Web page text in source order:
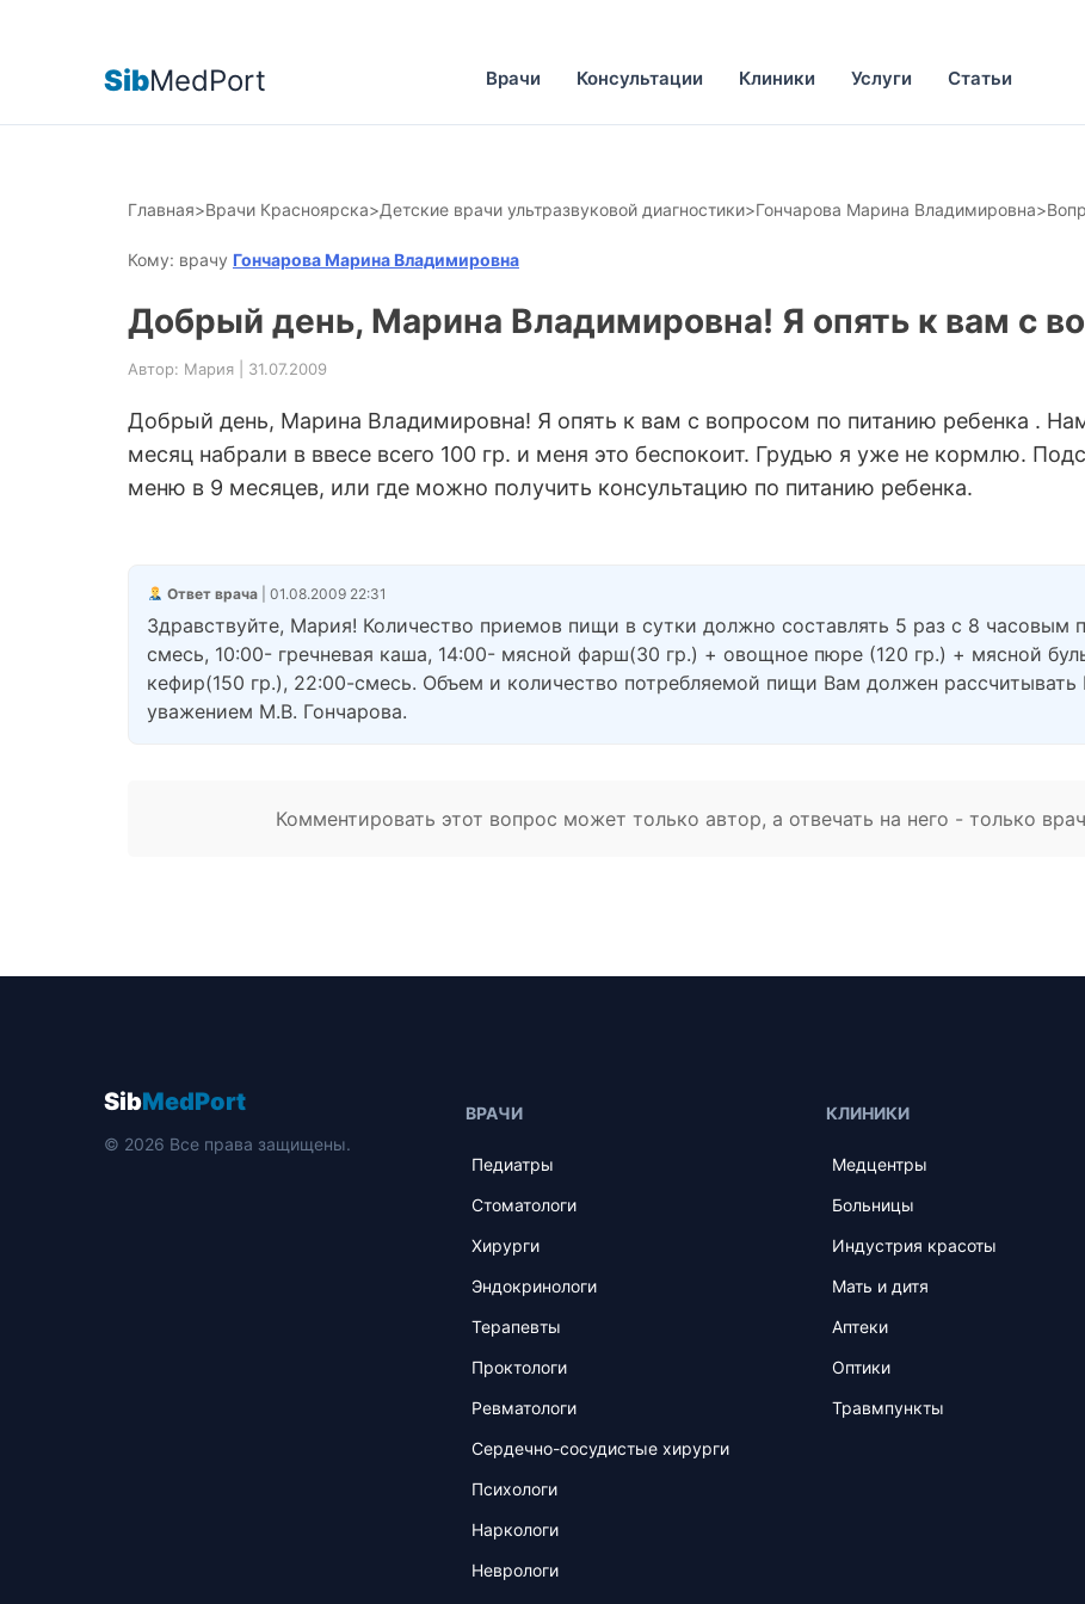
SibMedPort Врачи Консультации Клиники Услуги Статьи
Главная>Врачи Красноярска>Детские врачи ультразвуковой диагностики>Гончарова Марина Владимировна>
Кому: врачу Гончарова Марина Владимировна
Добрый день, Марина Владимировна! Я опять к вам с
Автор: Мария | 31.07.2009
Добрый день, Марина Владимировна! Я опять к вам с вопросом по питанию ребенка .
месяц набрали в ввесе всего 100 гр. и меня это беспокоит. Грудью я уже не кормлю.
меню в 9 месяцев, или где можно получить консультацию по питанию ребенка.
Ответ врача| 01.08.2009 22:31
Здравствуйте, Мария! Количество приемов пищи в сутки должно составлять 5 раз с 8
смесь, 10:00- гречневая каша, 14:00- мясной фарш(30 гр.) + овощное пюре (120 гр.) + мясной
кефир(150 гр.), 22:00-смесь. Объем и количество потребляемой пищи Вам должен
уважением М.В. Гончарова.
Комментировать этот вопрос может только автор, а отвечать на него - только
SibMedPort
© 2026 Все права защищены.
ВРАЧИ
Педиатры
Стоматологи
Хирурги
Эндокринологи
Терапевты
Проктологи
Ревматологи
Сердечно-сосудистые хирурги
Психологи
Наркологи
Неврологи
КЛИНИКИ
Медцентры
Больницы
Индустрия красоты
Мать и дитя
Аптеки
Оптики
Травмпункты